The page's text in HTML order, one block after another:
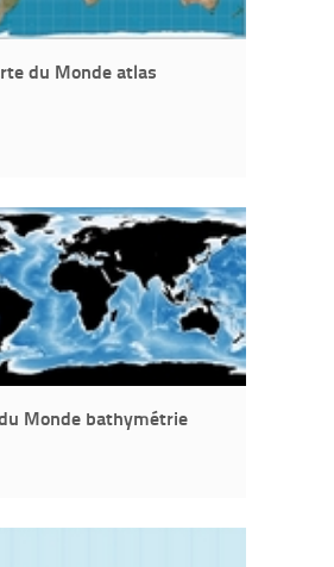
du Monde atlas
Monde bathymétrie